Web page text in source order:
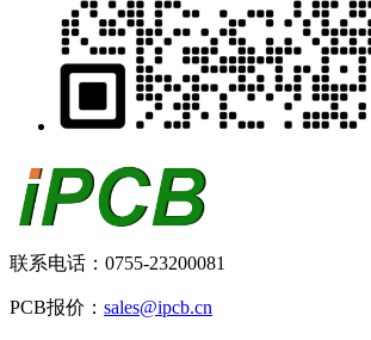
联系电话：0755-23200081
PCB报价： sales@ipcb.cn